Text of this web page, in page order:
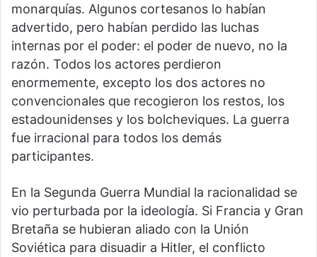
monarquías. Algunos cortesanos lo habían
advertido, pero habían perdido las luchas
internas por el poder: el poder de nuevo, no la
razón. Todos los actores perdieron
enormemente, excepto los dos actores no
convencionales que recogieron los restos, los
estadounidenses y los bolcheviques. La guerra
fue irracional para todos los demás
participantes.
En la Segunda Guerra Mundial la racionalidad se
vio perturbada por la ideología. Si Francia y Gran
Bretaña se hubieran aliado con la Unión
Soviética para disuadir a Hitler, el conflicto